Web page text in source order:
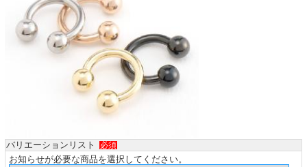
バリエーションリスト 必須
お知らせが必要な商品を選択してください。